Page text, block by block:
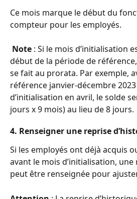
Ce mois marque le début du
compteur pour les employés.
Note : Si le mois d’initialisation
début de la période de
se fait au prorata. Par exemple,
référence janvier-décembre
d’initialisation en avril, le solde
jours x 9 mois) au lieu de 8 jours.
4. Renseigner une reprise
Si les employés ont déjà acquis
avant le mois d’initialisation,
peut être renseignée pour